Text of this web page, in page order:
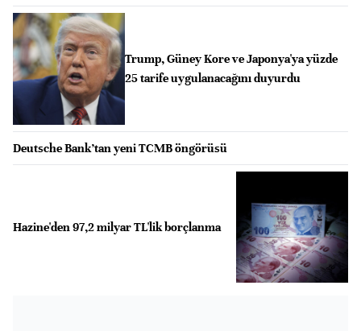
Trump, Güney Kore ve Japonya'ya yüzde
25 tarife uygulanacağını duyurdu
Deutsche Bank’tan yeni TCMB öngörüsü
Hazine'den 97,2 milyar TL'lik borçlanma